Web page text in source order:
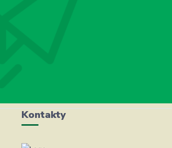
Kontakty